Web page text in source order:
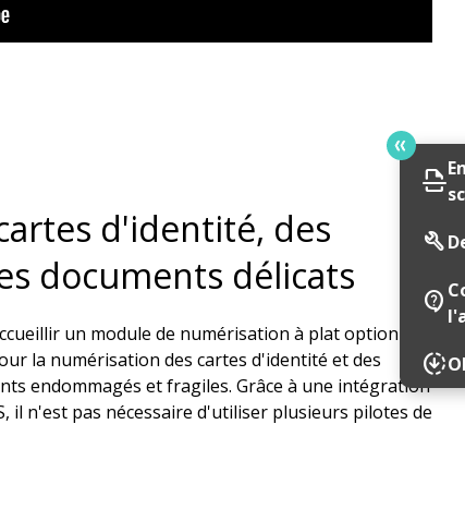
d'identité, des
documents délicats
un module de numérisation à plat optionnel,
la numérisation des cartes d'identité et des
endommagés et fragiles. Grâce à une intégration
il n'est pas nécessaire d'utiliser plusieurs pilotes de
scan
build
contact_support
downloading